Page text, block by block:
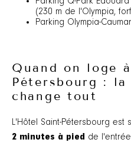
(230 m de l'Olympia,
Parking Olympia-
Quand on loge
Pétersbourg :
change tout
L'Hôtel Saint-Pétersbourg est
2 minutes à pied de